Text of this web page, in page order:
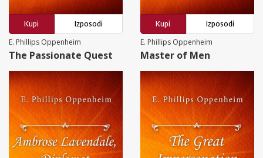
Kupi
Izposodi
E. Phillips Oppenheim
The Passionate Quest
Kupi
Izposodi
E. Phillips Oppenheim
Master of Men